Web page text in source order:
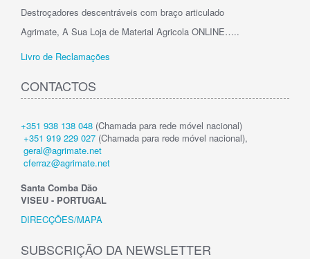
Destroçadores descentráveis com braço articulado
Agrimate, A Sua Loja de Material Agricola ONLINE…..
Livro de Reclamações
CONTACTOS
+351 938 138 048 (Chamada para rede móvel nacional)
+351 919 229 027 (Chamada para rede móvel nacional),
geral@agrimate.net
cferraz@agrimate.net
Santa Comba Dão
VISEU - PORTUGAL
DIRECÇÕES/MAPA
SUBSCRIÇÃO DA NEWSLETTER